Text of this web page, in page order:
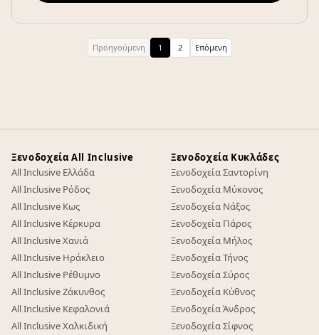
Προηγούμενη 1 2 Επόμενη
Ξενοδοχεία All Inclusive
All Inclusive Ελλάδα
All Inclusive Ρόδος
All Inclusive Κως
All Inclusive Κέρκυρα
All Inclusive Χανιά
All Inclusive Ηράκλειο
All Inclusive Ρέθυμνο
All Inclusive Ζάκυνθος
All Inclusive Κεφαλονιά
All Inclusive Χαλκιδική
Ξενοδοχεία Κυκλάδες
Ξενοδοχεία Σαντορίνη
Ξενοδοχεία Μύκονος
Ξενοδοχεία Νάξος
Ξενοδοχεία Πάρος
Ξενοδοχεία Μήλος
Ξενοδοχεία Τήνος
Ξενοδοχεία Σύρος
Ξενοδοχεία Κύθνος
Ξενοδοχεία Άνδρος
Ξενοδοχεία Σίφνος